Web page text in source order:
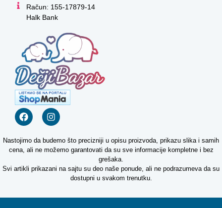
Račun: 155-17879-14
Halk Bank
Nastojimo da budemo što precizniji u opisu proizvoda, prikazu slika i samih
cena, ali ne možemo garantovati da su sve informacije kompletne i bez
grešaka.
Svi artikli prikazani na sajtu su deo naše ponude, ali ne podrazumeva da su
dostupni u svakom trenutku.
Kako mogu da